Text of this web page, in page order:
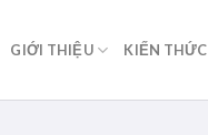
GIỚI THIỆU KIẾN THỨC